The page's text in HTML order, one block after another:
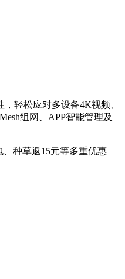
轻松应对多设备4K视频、
组网、APP智能管理及
、种草返15元等多重优惠